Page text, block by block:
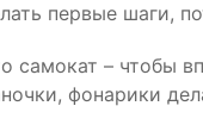
первые шаги,
самокат – чтобы
фонарики